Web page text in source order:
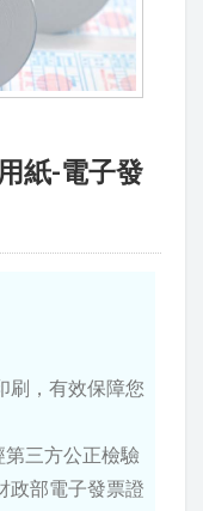
紙-電子發
刷，有效保障您
三方公正檢驗
政部電子發票證